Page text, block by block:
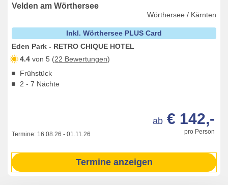
Velden am Wörthersee
Wörthersee / Kärnten
Inkl. Wörthersee PLUS Card
Eden Park - RETRO CHIQUE HOTEL
4.4 von 5 (22 Bewertungen)
Frühstück
2 - 7 Nächte
Termine: 16.08.26 - 01.11.26 pro Person
ab € 142,-
Termine anzeigen